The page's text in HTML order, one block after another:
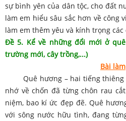
sự bình yên của dân tộc, cho đất
làm em hiểu sâu sắc hơn về công
làm em thêm yêu và kính trọng
Đề 5. Kể về những đổi mới ở
trường mới, cây trồng,...)
Bài làm
Quê hương – hai tiếng thiêng
nhớ về chốn đã từng chôn rau
niệm, bao kí ức đẹp đẽ. Quê
với sông nước hữu tình, đang